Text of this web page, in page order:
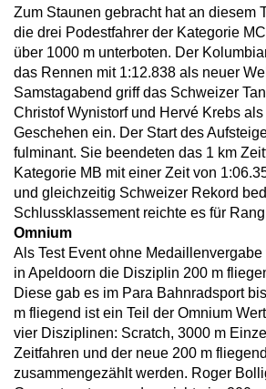
Zum Staunen gebracht hat an diesem
die drei Podestfahrer der Kategorie
über 1000 m unterboten. Der
das Rennen mit 1:12.838 als neuer
Samstagabend griff das Schweizer
Christof Wynistorf und Hervé Krebs
Geschehen ein. Der Start des
fulminant. Sie beendeten das 1 km
Kategorie MB mit einer Zeit von
und gleichzeitig Schweizer Rekord
Schlussklassement reichte es für
Omnium
Als Test Event ohne Medaillenvergabe
in Apeldoorn die Disziplin 200 m
Diese gab es im Para Bahnradsport
m fliegend ist ein Teil der Omnium
vier Disziplinen: Scratch, 3000 m
Zeitfahren und der neue 200 m
zusammengezählt werden. Roger